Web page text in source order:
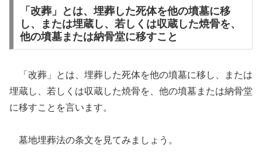
「改葬」とは、埋葬した死体を他の墳墓に移
し、または埋蔵し、若しくは収蔵した焼骨を、
他の墳墓または納骨堂に移すこと
「改葬」とは、埋葬した死体を他の墳墓に移し、または
埋蔵し、若しくは収蔵した焼骨を、他の墳墓または納骨堂
に移すことを言います。
墓地埋葬法の条文を見てみましょう。